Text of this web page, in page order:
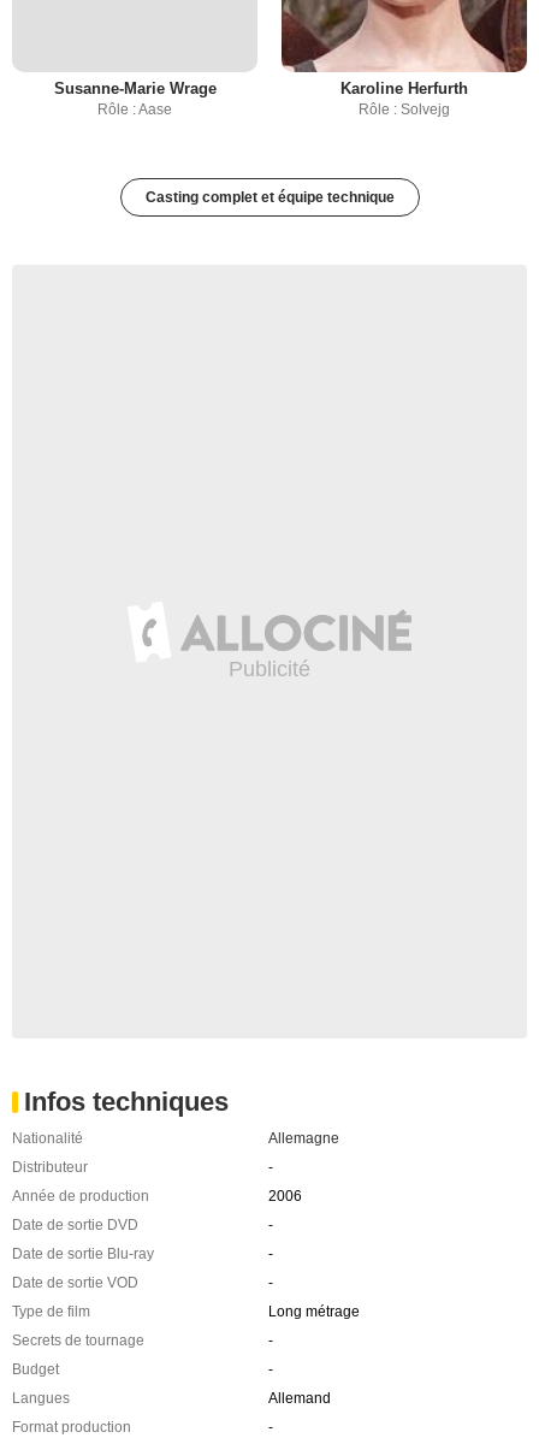
Susanne-Marie Wrage
Rôle : Aase
Karoline Herfurth
Rôle : Solvejg
Casting complet et équipe technique
Infos techniques
Nationalité
Allemagne
Distributeur
-
Année de production
2006
Date de sortie DVD
-
Date de sortie Blu-ray
-
Date de sortie VOD
-
Type de film
Long métrage
Secrets de tournage
-
Budget
-
Langues
Allemand
Format production
-